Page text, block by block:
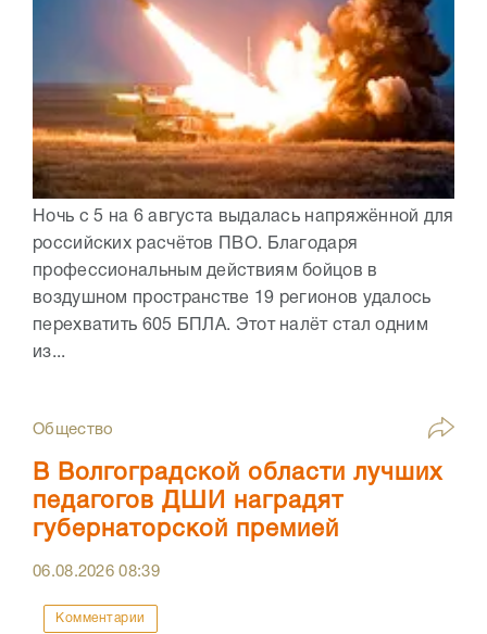
Ночь с 5 на 6 августа выдалась напряжённой для
российских расчётов ПВО. Благодаря
профессиональным действиям бойцов в
воздушном пространстве 19 регионов удалось
перехватить 605 БПЛА. Этот налёт стал одним
из...
Общество
В Волгоградской области лучших
педагогов ДШИ наградят
губернаторской премией
06.08.202608:39
Комментарии